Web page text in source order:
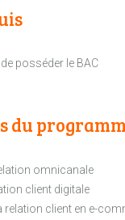
posséder le BAC
du
omnicanale
client digitale
relation client en e-